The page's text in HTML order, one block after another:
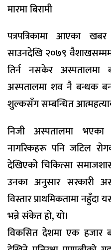
मारमा बिरामी
पत्रपत्रिकामा आएका
साउनदेखि २०७९
तिर्न नसकेर
अस्पतालमा शव नै बन्धक
शुल्कसँग सम्बन्धित
निजी अस्पतालमा
नागरिकहरू पनि जटिल
देखिएकोे चिकित्सा
उनका अनुसार सरकारी
विस्तार प्राथमिकतामा
भन्ने संकेत हो, यो।
विकसित देशमा एक हजार